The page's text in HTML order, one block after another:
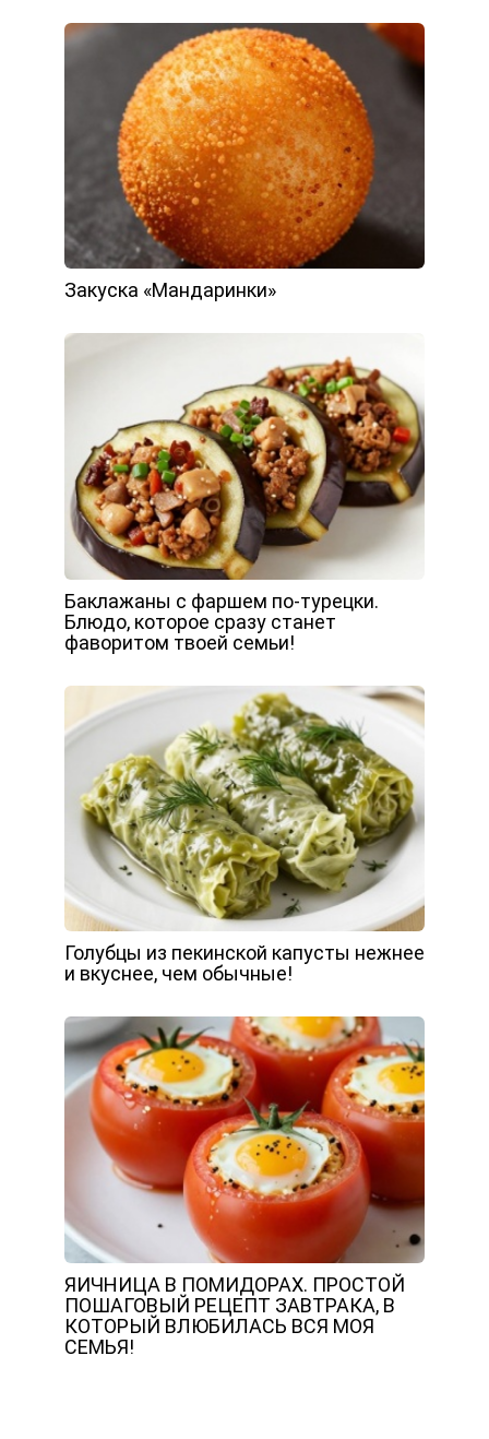
Закуска «Мандаринки»
Баклажаны с фаршем по-турецки.
Блюдо, которое сразу станет
фаворитом твоей семьи!
Голубцы из пекинской капусты нежнее
и вкуснее, чем обычные!
ЯИЧНИЦА В ПОМИДОРАХ. ПРОСТОЙ
ПОШАГОВЫЙ РЕЦЕПТ ЗАВТРАКА, В
КОТОРЫЙ ВЛЮБИЛАСЬ ВСЯ МОЯ
СЕМЬЯ!